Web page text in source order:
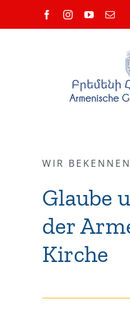
FacebookInstagramYouTube
WIR BEKENNEN
Glaube
der
Kirche